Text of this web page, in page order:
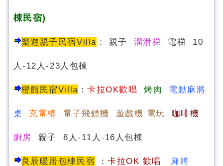
棟民宿)
樂遊親子民宿Villa ： 親子 溜滑梯 電梯 10
人-12人-23人包棟
橙館民宿Villa ：卡拉OK歡唱 烤肉 電動麻將
桌 充電樁 電子飛鏢機 遊戲機 電玩 咖啡機
廚房 親子 8人-11人-16人包棟
良辰暖居包棟民宿 ：卡拉OK 歡唱 麻將